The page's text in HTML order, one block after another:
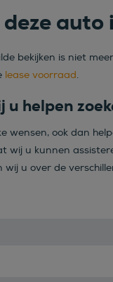
auto
bekijken is niet
lease voorraad.
u helpen
wensen, ook dan
wij u kunnen
wij u over de